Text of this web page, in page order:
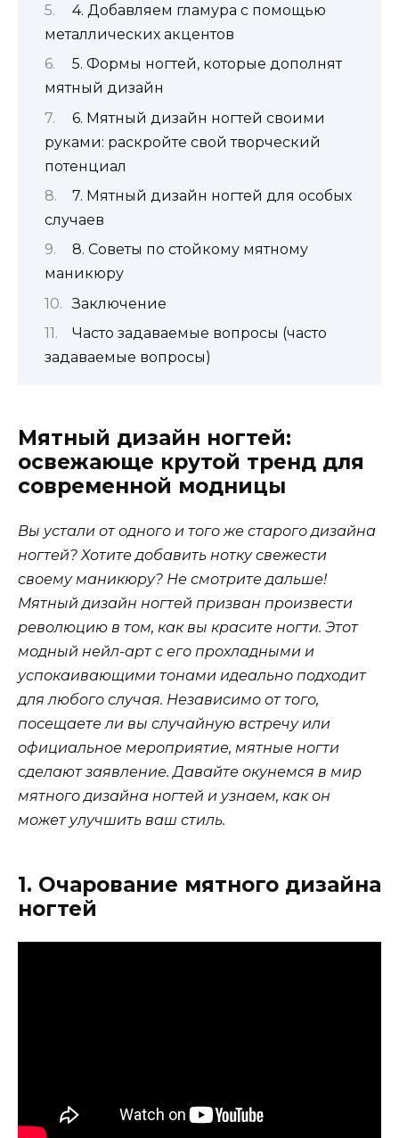
4. Добавляем гламура с помощью
металлических акцентов
5. Формы ногтей, которые дополнят
мятный дизайн
6. Мятный дизайн ногтей своими
руками: раскройте свой творческий
потенциал
7. Мятный дизайн ногтей для особых
случаев
8. Советы по стойкому мятному
маникюру
Заключение
Часто задаваемые вопросы (часто
задаваемые вопросы)
Мятный дизайн ногтей:
освежающе крутой тренд для
современной модницы
Вы устали от одного и того же старого дизайна
ногтей? Хотите добавить нотку свежести
своему маникюру? Не смотрите дальше!
Мятный дизайн ногтей призван произвести
революцию в том, как вы красите ногти. Этот
модный нейл-арт с его прохладными и
успокаивающими тонами идеально подходит
для любого случая. Независимо от того,
посещаете ли вы случайную встречу или
официальное мероприятие, мятные ногти
сделают заявление. Давайте окунемся в мир
мятного дизайна ногтей и узнаем, как он
может улучшить ваш стиль.
1. Очарование мятного дизайна
ногтей